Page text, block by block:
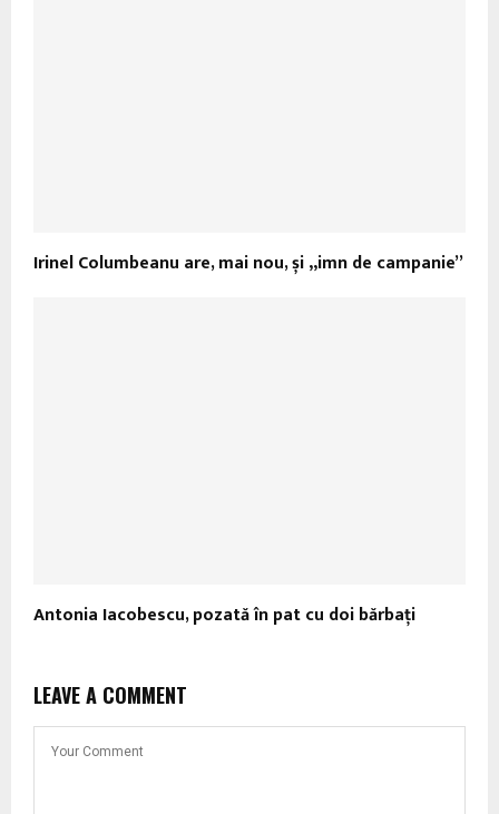
Irinel Columbeanu are, mai nou, și „imn de campanie”
Antonia Iacobescu, pozată în pat cu doi bărbaţi
LEAVE A COMMENT